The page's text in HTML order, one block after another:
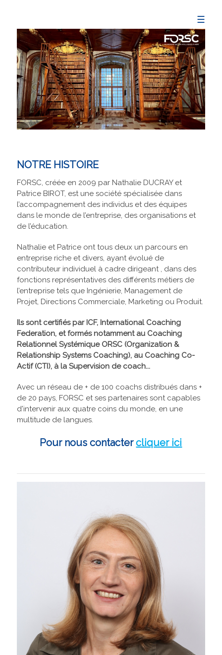
☰
NOTRE HISTOIRE
FORSC, créée en 2009 par Nathalie DUCRAY et
Patrice BIROT, est une société spécialisée dans
l’accompagnement des individus et des équipes
dans le monde de l’entreprise, des organisations et
de l’éducation.
Nathalie et Patrice ont tous deux un parcours en
entreprise riche et divers, ayant évolué de
contributeur individuel à cadre dirigeant , dans des
fonctions représentatives des différents métiers de
l’entreprise tels que Ingénierie, Management de
Projet, Directions Commerciale, Marketing ou Produit.
Ils sont certifiés par ICF, International Coaching
Federation, et formés notamment au Coaching
Relationnel Systémique ORSC (Organization &
Relationship Systems Coaching), au Coaching Co-
Actif (CTI), à la Supervision de coach...
Avec un réseau de + de 100 coachs distribués dans +
de 20 pays, FORSC et ses partenaires sont capables
d'intervenir aux quatre coins du monde, en une
multitude de langues.
Pour nous contactercliquer ici